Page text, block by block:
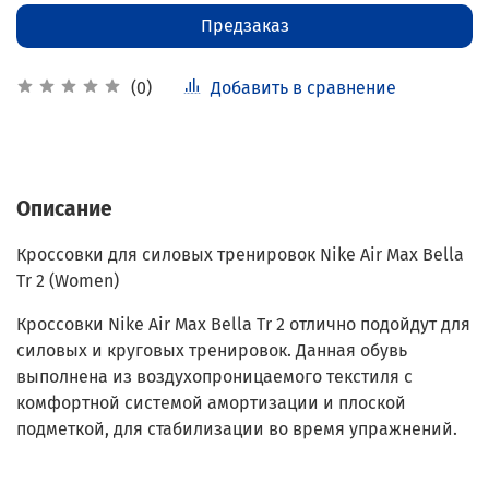
(0) Добавить в сравнение
Предзаказ
Описание
Кроссовки для силовых тренировок Nike Air Max Bella
Tr 2 (Women)
Кроссовки Nike Air Max Bella Tr 2 отлично подойдут для
силовых и круговых тренировок. Данная обувь
выполнена из воздухопроницаемого текстиля с
комфортной системой амортизации и плоской
подметкой, для стабилизации во время упражнений.